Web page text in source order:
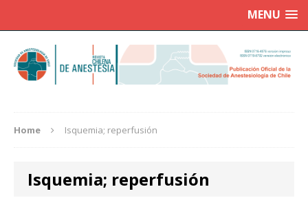
MENU
Home Isquemia; reperfusión
Isquemia; reperfusión